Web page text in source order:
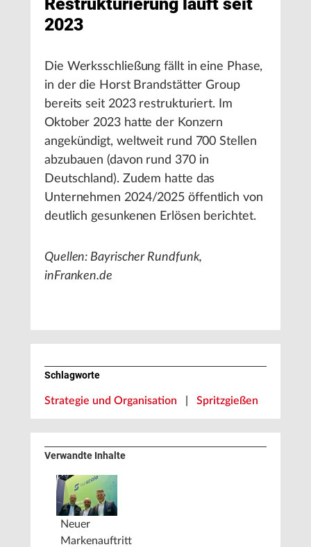
2023
Die Werksschließung fällt in eine Phase,
in der die Horst Brandstätter Group
bereits seit 2023 restrukturiert. Im
Oktober 2023 hatte der Konzern
angekündigt, weltweit rund 700 Stellen
abzubauen (davon rund 370 in
Deutschland). Zudem hatte das
Unternehmen 2024/2025 öffentlich von
deutlich gesunkenen Erlösen berichtet.
Quellen: Bayrischer Rundfunk,
inFranken.de
Schlagworte
Strategie und Organisation Spritzgießen
Verwandte Inhalte
Neuer
Markenauftritt